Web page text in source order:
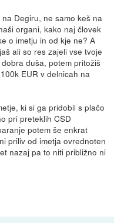
Degiru, ne samo keš na
organi, kako naj človek
o imetju in od kje ne? A
ali so res zajeli vse tvoje
duša, potem pritožiš
EUR v delnicah na
ki si ga pridobil s plačo
pri preteklih CSD
potem še enkrat
priliv od imetja ovrednoten
nazaj pa to niti približno ni